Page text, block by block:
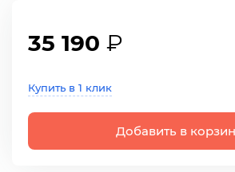
35 190 ₽
Купить в 1 клик
Добавить в